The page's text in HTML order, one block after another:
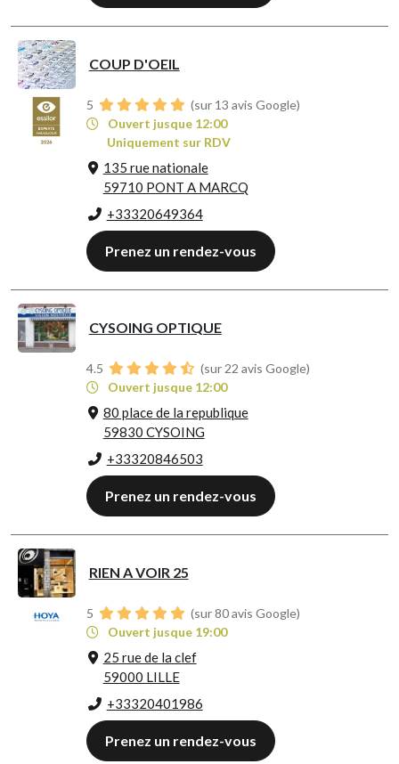
COUP D'OEIL
5
(sur 13 avis Google)
Ouvert jusque 12:00
Uniquement sur RDV
135 rue nationale
59710 PONT A MARCQ
+33320649364
Prenez un rendez-vous
CYSOING OPTIQUE
4.5
(sur 22 avis Google)
Ouvert jusque 12:00
80 place de la republique
59830 CYSOING
+33320846503
Prenez un rendez-vous
RIEN A VOIR 25
5
(sur 80 avis Google)
Ouvert jusque 19:00
25 rue de la clef
59000 LILLE
+33320401986
Prenez un rendez-vous